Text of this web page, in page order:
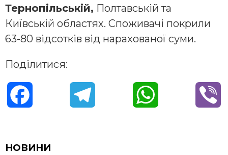
Тернопільській, Полтавській та
Київській областях. Споживачі покрили
63-80 відсотків від нарахованої суми.
Поділитися:
c
НОВИНИ